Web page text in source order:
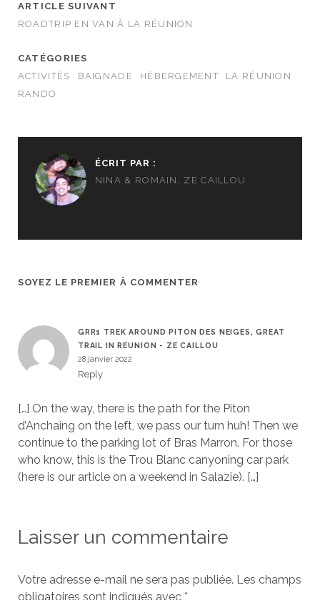
ARTICLE SUIVANT
ROADTRIP EN VAN À LA RÉUNION
CATÉGORIES
ACTIVITÉS
BAIGNADE HÉBERGEMENT
LA RÉUNION
RANDO
ÉCRIT PAR :
NINA & ROMAIN, ZE CAILLOU
SOYEZ LE PREMIER À COMMENTER
GRR1 TREK AROUND PITON DES NEIGES, GREAT
TRAIL IN REUNION - ZE CAILLOU
28 janvier 2022
Reply
[…] On the way, there is the path for the Piton
d’Anchaing on the left, we pass our turn huh! Then we
continue to the parking lot of Bras Marron. For those
who know, this is the Trou Blanc canyoning car park
(here is our article on a weekend in Salazie). […]
Laisser un commentaire
Votre adresse e-mail ne sera pas publiée. Les champs
obligatoires sont indiqués avec *